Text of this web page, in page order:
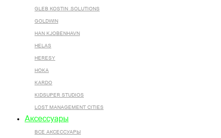
GLEB KOSTIN .SOLUTIONS
GOLDWIN
HAN KJOBENHAVN
HELAS
HERESY
HOKA
KARDO
KIDSUPER STUDIOS
LOST MANAGEMENT CITIES
Аксессуары
ВСЕ AКСЕССУАРЫ